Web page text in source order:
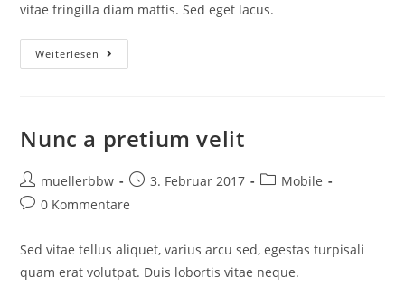
vitae fringilla diam mattis. Sed eget lacus.
Weiterlesen Ut
In
Nunc a pretium velit
Beitrags-
Autor:
muellerbbw
Beitrag
veröffentlicht:
3. Februar 2017
Beitrags-
Mobile
Beitrags-
0 Kommentare
Sed vitae tellus aliquet, varius arcu sed, egestas turpisali
quam erat volutpat. Duis lobortis vitae neque.